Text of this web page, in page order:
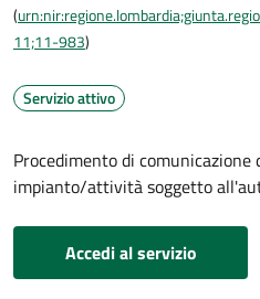
(
11;11-983)
Servizio attivo
Procedimento di comunicazione
impianto/attività soggetto
Accedi al servizio